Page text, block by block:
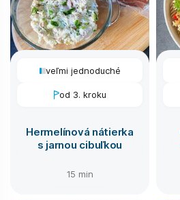
veľmi jednoduché
od 3. kroku
Hermelínová nátierka
s jarnou cibuľkou
15 min